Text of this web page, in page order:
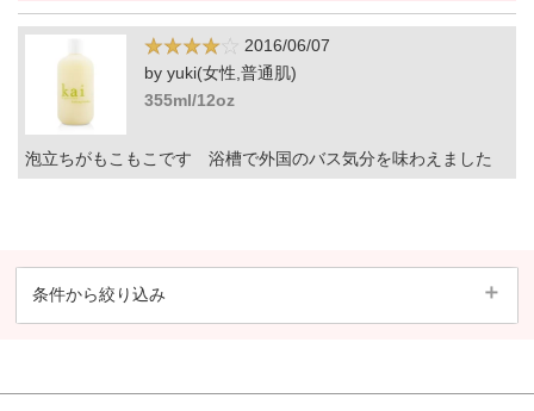
2016/06/07
by yuki(女性,普通肌)
355ml/12oz
泡立ちがもこもこです 浴槽で外国のバス気分を味わえました
条件から絞り込み